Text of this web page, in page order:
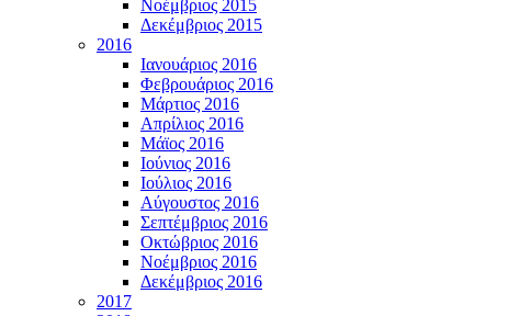
Νοέμβριος 2015
Δεκέμβριος 2015
2016
Ιανουάριος 2016
Φεβρουάριος 2016
Μάρτιος 2016
Απρίλιος 2016
Μάϊος 2016
Ιούνιος 2016
Ιούλιος 2016
Αύγουστος 2016
Σεπτέμβριος 2016
Οκτώβριος 2016
Νοέμβριος 2016
Δεκέμβριος 2016
2017